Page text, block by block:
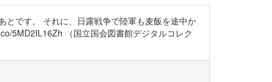
です。 それに、日露戦争で陸軍も麦飯を途中か
5MD2IL16Zh （国立国会図書館デジタルコレク